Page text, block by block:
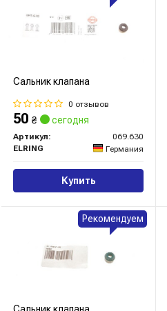
Сальник клапана
0 отзывов
50 ₴ сегодня
Артикул:
069.630
ELRING
Германия
Купить
Рекомендуем